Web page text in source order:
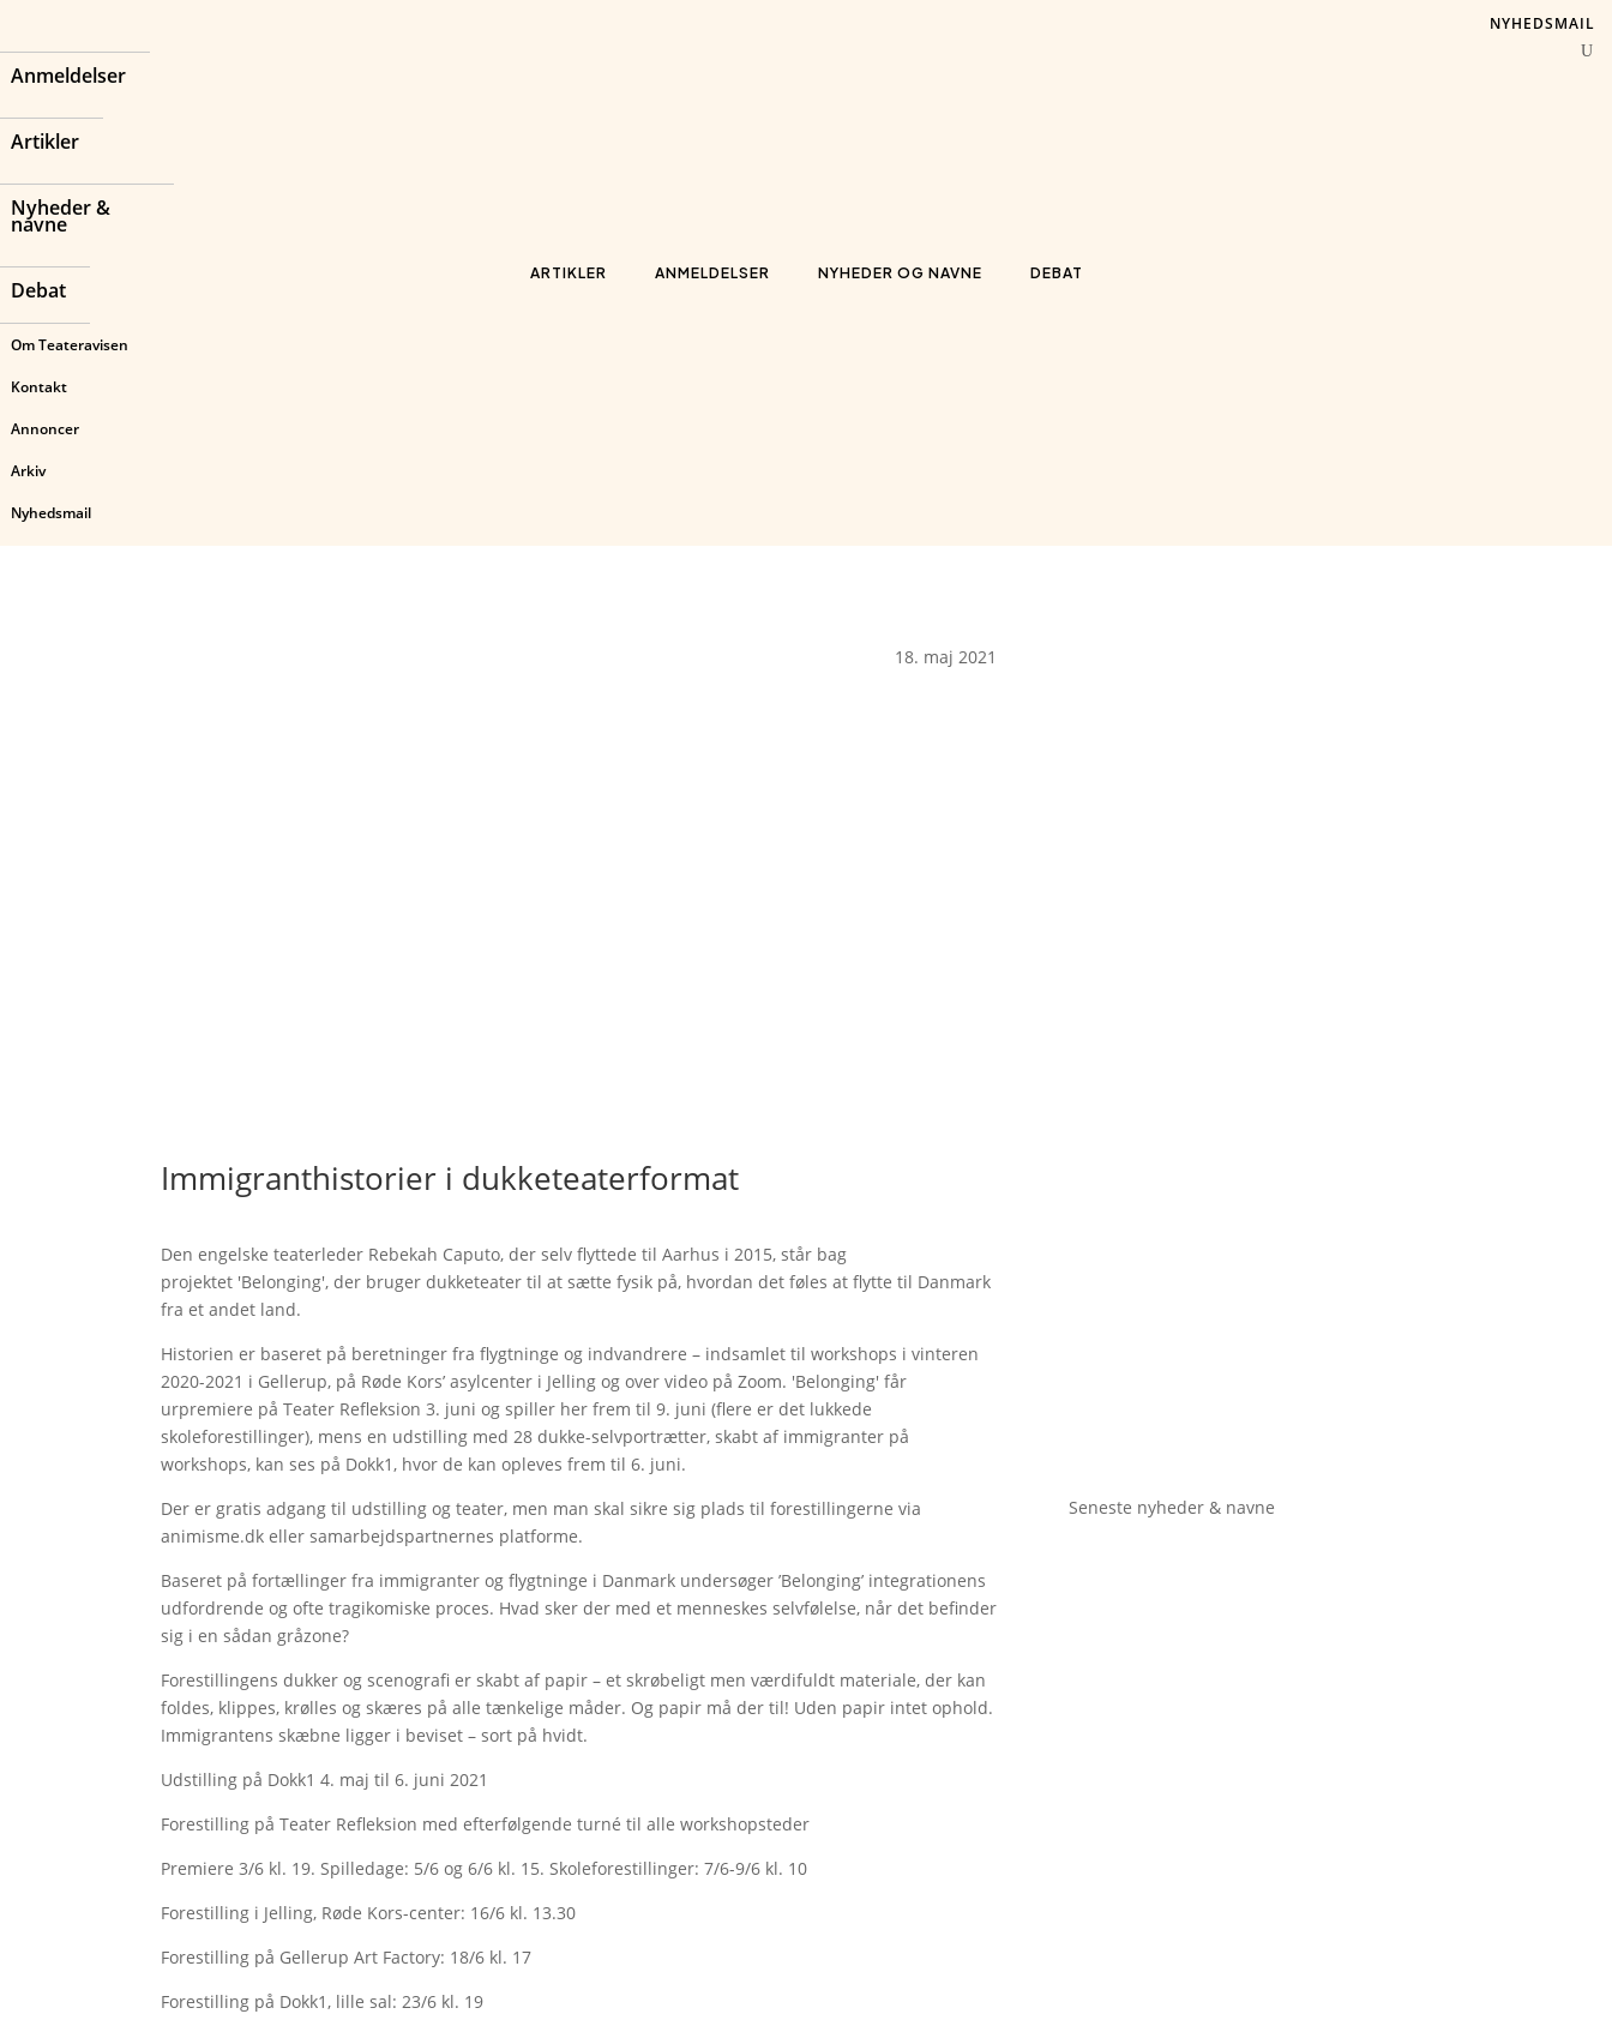
Anmeldelser
Artikler
Nyheder &
navne
Debat
Om Teateravisen
Kontakt
Annoncer
Arkiv
Nyhedsmail
ARTIKLER ANMELDELSER NYHEDER OG NAVNE DEBAT
NYHEDSMAIL
18. maj 2021
Immigranthistorier i dukketeaterformat
Den engelske teaterleder Rebekah Caputo, der selv flyttede til Aarhus i 2015, står bag
projektet 'Belonging', der bruger dukketeater til at sætte fysik på, hvordan det føles at flytte til Danmark
fra et andet land.
Historien er baseret på beretninger fra flygtninge og indvandrere – indsamlet til workshops i vinteren
2020-2021 i Gellerup, på Røde Kors’ asylcenter i Jelling og over video på Zoom. 'Belonging' får
urpremiere på Teater Refleksion 3. juni og spiller her frem til 9. juni (flere er det lukkede
skoleforestillinger), mens en udstilling med 28 dukke-selvportrætter, skabt af immigranter på
workshops, kan ses på Dokk1, hvor de kan opleves frem til 6. juni.
Der er gratis adgang til udstilling og teater, men man skal sikre sig plads til forestillingerne via
animisme.dk eller samarbejdspartnernes platforme.
Baseret på fortællinger fra immigranter og flygtninge i Danmark undersøger ’Belonging’ integrationens
udfordrende og ofte tragikomiske proces. Hvad sker der med et menneskes selvfølelse, når det befinder
sig i en sådan gråzone?
Forestillingens dukker og scenografi er skabt af papir – et skrøbeligt men værdifuldt materiale, der kan
foldes, klippes, krølles og skæres på alle tænkelige måder. Og papir må der til! Uden papir intet ophold.
Immigrantens skæbne ligger i beviset – sort på hvidt.
Udstilling på Dokk1 4. maj til 6. juni 2021
Forestilling på Teater Refleksion med efterfølgende turné til alle workshopsteder
Premiere 3/6 kl. 19. Spilledage: 5/6 og 6/6 kl. 15. Skoleforestillinger: 7/6-9/6 kl. 10
Forestilling i Jelling, Røde Kors-center: 16/6 kl. 13.30
Forestilling på Gellerup Art Factory: 18/6 kl. 17
Forestilling på Dokk1, lille sal: 23/6 kl. 19
Seneste nyheder & navne